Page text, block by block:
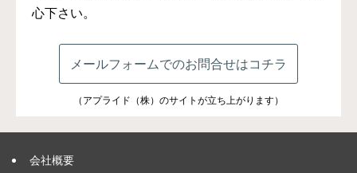
心下さい。
メールフォームでのお問合せはコチラ
（アプライド（株）のサイトが立ち上がります）
会社概要